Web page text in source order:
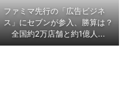
ファミマ先行の「広告ビジネ
ス」にセブンが参入、勝算は？
全国約2万店舗と約1億人...